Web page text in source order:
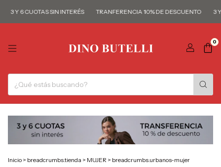
6 CUOTAS SIN INTERÉS TRANFERENCIA 10% DE DESCUENTO 3 Y 6
0
Inicio > breadcrumbs.tienda > MUJER > breadcrumbs.urbanos-mujer